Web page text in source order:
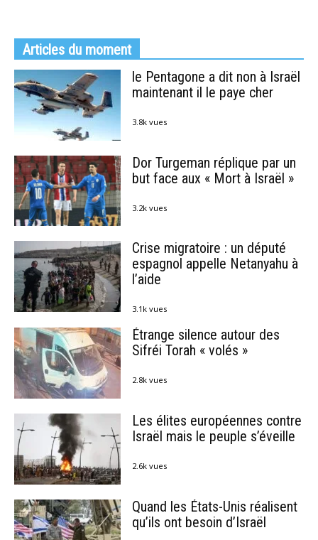
Articles du moment
le Pentagone a dit non à Israël
maintenant il le paye cher
3.8k vues
Dor Turgeman réplique par un
but face aux « Mort à Israël »
3.2k vues
Crise migratoire : un député
espagnol appelle Netanyahu à
l’aide
3.1k vues
Étrange silence autour des
Sifréi Torah « volés »
2.8k vues
Les élites européennes contre
Israël mais le peuple s’éveille
2.6k vues
Quand les États-Unis réalisent
qu’ils ont besoin d’Israël